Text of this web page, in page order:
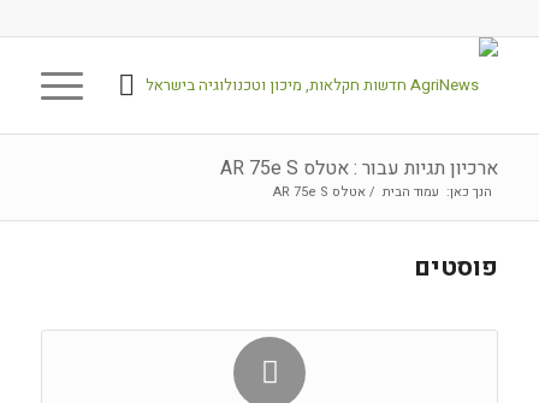
ארכיון תגיות עבור : אטלס AR 75e S
הנך כאן: עמוד הבית / אטלס AR 75e S
פוסטים